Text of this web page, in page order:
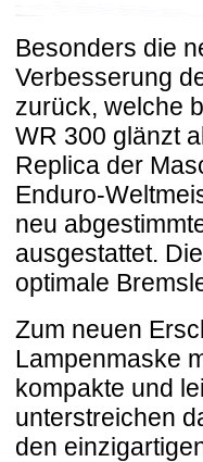
Besonders die
Verbesserung
zurück, welche
WR 300 glänzt
Replica der
Enduro-
neu
ausgestattet.
optimale
Zum neuen
Lampenmaske
kompakte und
unterstreichen
den